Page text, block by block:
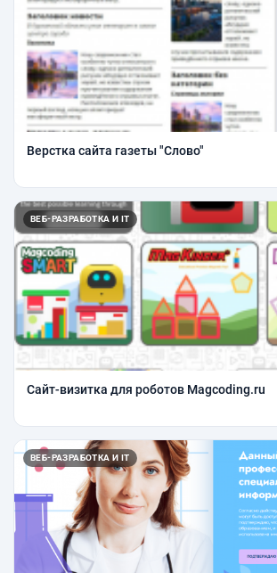
Верстка сайта газеты "Слово"
ВЕБ-РАЗРАБОТКА И IT
Сайт-визитка для роботов Magcoding.ru
ВЕБ-РАЗРАБОТКА И IT